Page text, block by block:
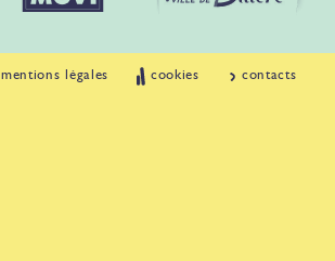
mentions légales cookies contacts